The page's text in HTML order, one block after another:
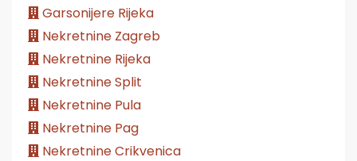
Garsonijere Rijeka
Nekretnine Zagreb
Nekretnine Rijeka
Nekretnine Split
Nekretnine Pula
Nekretnine Pag
Nekretnine Crikvenica